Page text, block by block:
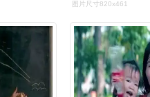
图片尺寸820x461